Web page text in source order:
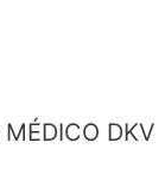
DKV